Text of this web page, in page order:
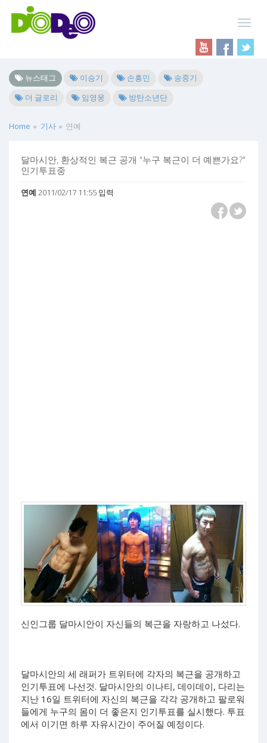
뉴스태그 이승기 손흥민
송중기
더 글로리
임영웅 방탄소년단
Home 기사 연예
달마시안, 환상적인 복근 공개 "누구 복근이 더 예쁜가요?"
인기투표중
연예 2011/02/17 11:55 입력
신인그룹 달마시안이 자신들의 복근을 자랑하고 나섰다.
달마시안의 세 래퍼가 트위터에 각자의 복근을 공개하고
인기투표에 나선것. 달마시안의 이나티, 데이데이, 다리는
지난 16일 트위터에 자신의 복근을 각각 공개하고 팔로워
들에게 누구의 몸이 더 좋은지 인기투표를 실시했다. 투표
에서 이기면 하루 자유시간이 주어질 예정이다.